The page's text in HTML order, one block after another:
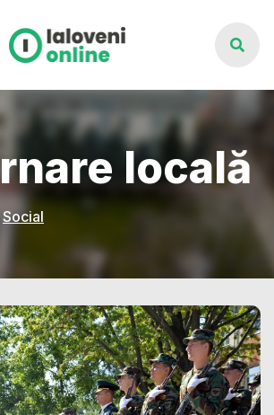
locală
Social